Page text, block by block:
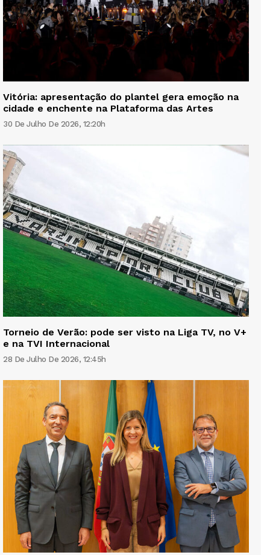
Vitória: apresentação do plantel gera emoção na
cidade e enchente na Plataforma das Artes
30 De Julho De 2026, 12:20h
Torneio de Verão: pode ser visto na Liga TV, no V+
e na TVI Internacional
28 De Julho De 2026, 12:45h